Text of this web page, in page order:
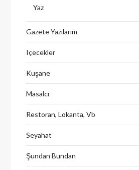
Yaz
Gazete Yazılarım
Içecekler
Kuşane
Masalcı
Restoran, Lokanta, Vb
Seyahat
Şundan Bundan